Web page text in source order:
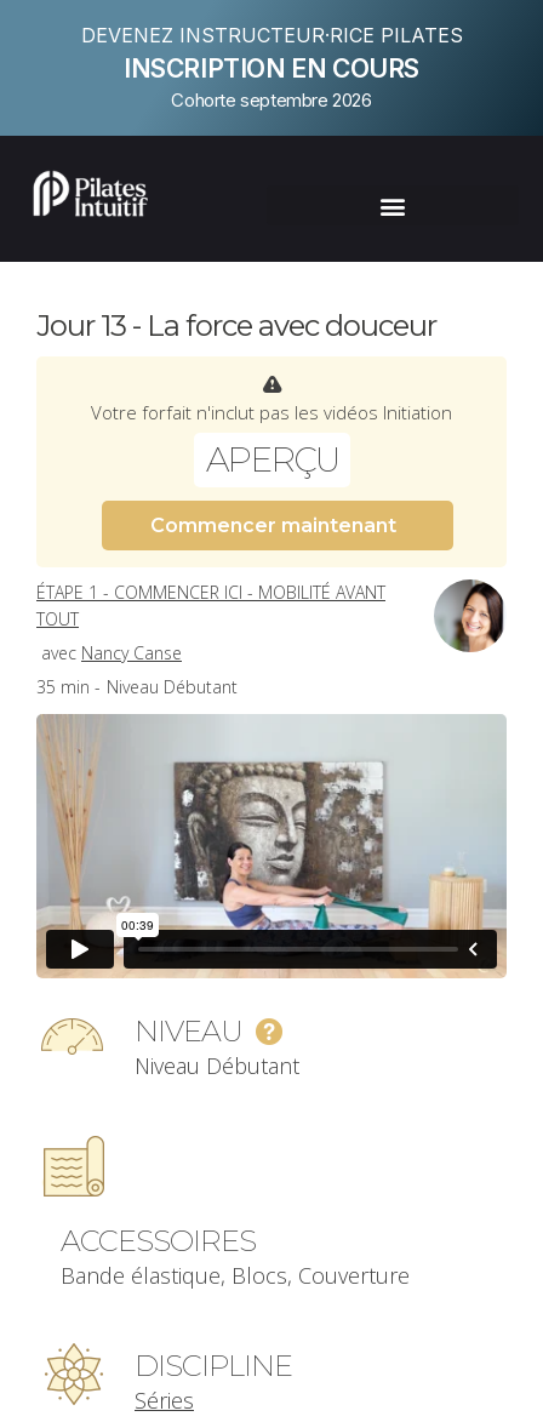
DEVENEZ INSTRUCTEUR·RICE PILATES
INSCRIPTION EN COURS
Cohorte septembre 2026
Jour 13 - La force avec douceur
Votre forfait n'inclut pas les vidéos Initiation
APERÇU
Commencer maintenant
ÉTAPE 1 - COMMENCER ICI - MOBILITÉ AVANT
TOUT
avec Nancy Canse
35 min - Niveau Débutant
NIVEAU
Niveau Débutant
ACCESSOIRES
Bande élastique, Blocs, Couverture
DISCIPLINE
Séries